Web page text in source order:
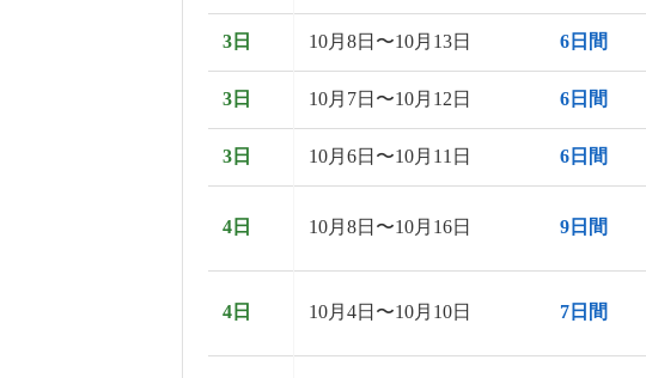
3日 10月8日〜10月13日 6日間
3日 10月7日〜10月12日 6日間
3日 10月6日〜10月11日 6日間
4日 10月8日〜10月16日 9日間
4日 10月4日〜10月10日 7日間